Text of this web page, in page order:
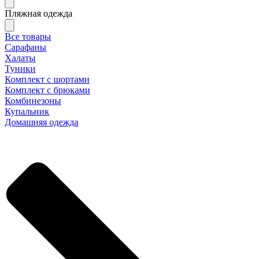
Пляжная одежда
Все товары
Сарафаны
Халаты
Туники
Комплект с шортами
Комплект с брюками
Комбинезоны
Купальник
Домашняя одежда